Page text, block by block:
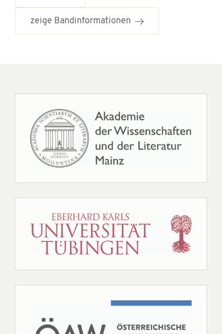
zeige Bandinformationen